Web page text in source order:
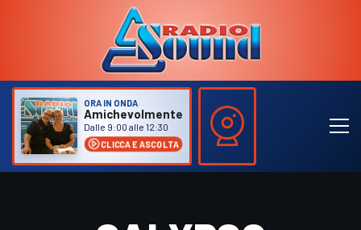
ORA IN ONDA
Amichevolmente
Dalle 9:00 alle 12:30
CLICCA E ASCOLTA